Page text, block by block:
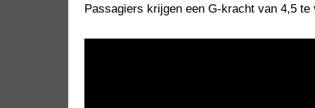
Passagiers krijgen een G-kracht van 4,5 te